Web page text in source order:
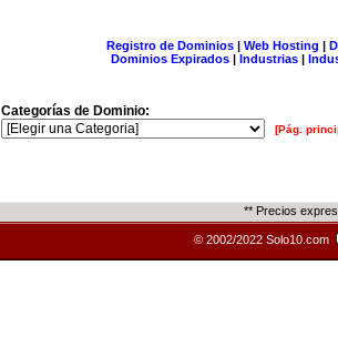
Registro de Dominios| Web Hosting |
Dominios Expirados | Industrias |
Categorías de Dominio:
[Pág.
** Precios
© 2002/2022 Solo10.com